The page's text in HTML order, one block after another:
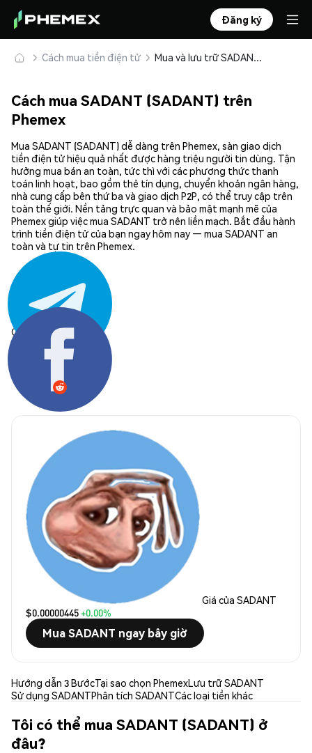
Đăng ký
Cách mua tiền điện tử Mua và lưu trữ SADANT (SADANT) an toàn
Cách mua SADANT (SADANT) trên
Phemex
Mua SADANT (SADANT) dễ dàng trên Phemex, sàn giao dịch
tiền điện tử hiệu quả nhất được hàng triệu người tin dùng. Tận
hưởng mua bán an toàn, tức thì với các phương thức thanh
toán linh hoạt, bao gồm thẻ tín dụng, chuyển khoản ngân hàng,
nhà cung cấp bên thứ ba và giao dịch P2P, có thể truy cập trên
toàn thế giới. Nền tảng trực quan và bảo mật mạnh mẽ của
Phemex giúp việc mua SADANT trở nên liền mạch. Bắt đầu hành
trình tiền điện tử của bạn ngay hôm nay — mua SADANT an
toàn và tự tin trên Phemex.
Chia sẻ:
Giá của SADANT
$0.00000445+0.00%
Mua SADANT ngay bây giờ
Hướng dẫn 3 BướcTại sao chọn PhemexLưu trữ SADANT
Sử dụng SADANTPhân tích SADANTCác loại tiền khác
Tôi có thể mua SADANT (SADANT) ở
đâu?